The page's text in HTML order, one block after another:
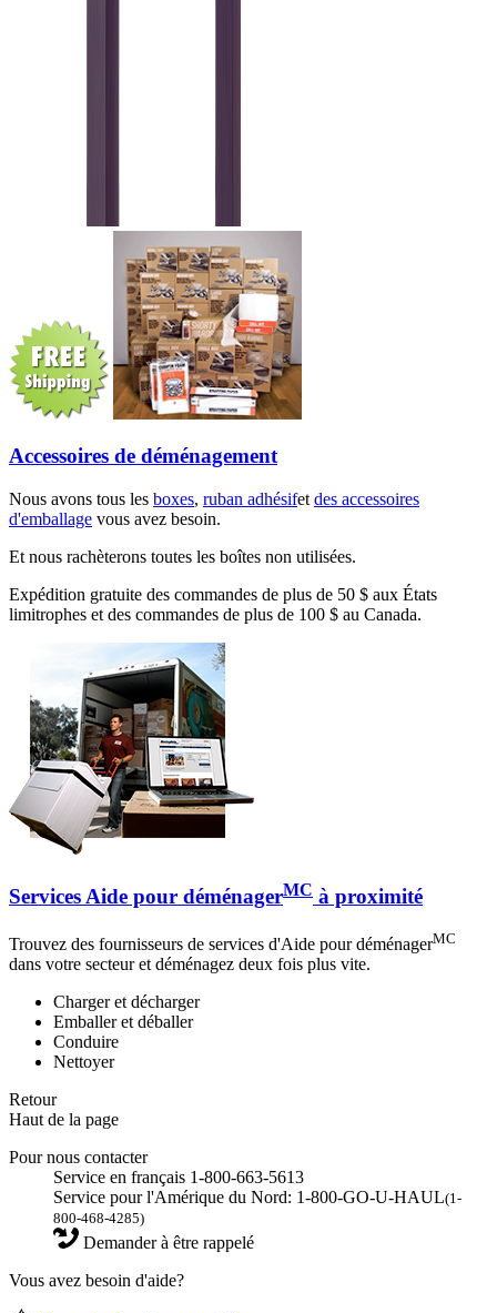
Accessoires de déménagement
Nous avons tous les boxes, ruban adhésifet des accessoires
d'emballage vous avez besoin.
Et nous rachèterons toutes les boîtes non utilisées.
Expédition gratuite des commandes de plus de 50 $ aux États
limitrophes et des commandes de plus de 100 $ au Canada.
Services Aide pour déménagerMC à proximité
Trouvez des fournisseurs de services d'Aide pour déménagerMC
dans votre secteur et déménagez deux fois plus vite.
Charger et décharger
Emballer et déballer
Conduire
Nettoyer
Retour
Haut de la page
Pour nous contacter
Service en français 1-800-663-5613
Service pour l'Amérique du Nord: 1-800-GO-U-HAUL(1-
800-468-4285)
Demander à être rappelé
Vous avez besoin d'aide?